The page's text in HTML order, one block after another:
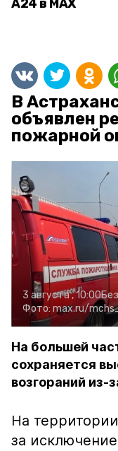
А24 в MAX
В
объявлен
пожарной
3 августа , 10:00
Фото: max.ru/
На большей
сохраняется
возгораний из-
На
за